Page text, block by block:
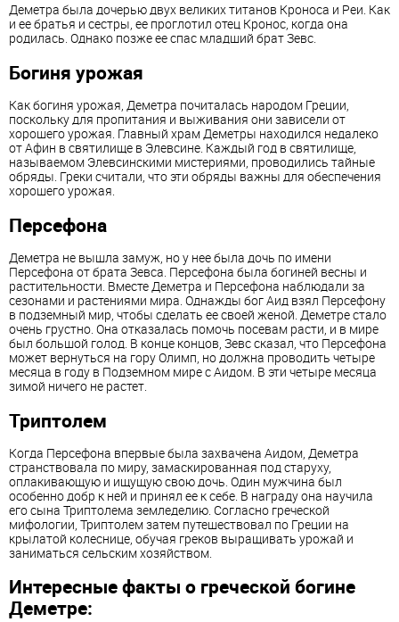
Деметра была дочерью двух великих титанов Кроноса и Реи. Как
и ее братья и сестры, ее проглотил отец Кронос, когда она
родилась. Однако позже ее спас младший брат Зевс.
Богиня урожая
Как богиня урожая, Деметра почиталась народом Греции,
поскольку для пропитания и выживания они зависели от
хорошего урожая. Главный храм Деметры находился недалеко
от Афин в святилище в Элевсине. Каждый год в святилище,
называемом Элевсинскими мистериями, проводились тайные
обряды. Греки считали, что эти обряды важны для обеспечения
хорошего урожая.
Персефона
Деметра не вышла замуж, но у нее была дочь по имени
Персефона от брата Зевса. Персефона была богиней весны и
растительности. Вместе Деметра и Персефона наблюдали за
сезонами и растениями мира. Однажды бог Аид взял Персефону
в подземный мир, чтобы сделать ее своей женой. Деметре стало
очень грустно. Она отказалась помочь посевам расти, и в мире
был большой голод. В конце концов, Зевс сказал, что Персефона
может вернуться на гору Олимп, но должна проводить четыре
месяца в году в Подземном мире с Аидом. В эти четыре месяца
зимой ничего не растет.
Триптолем
Когда Персефона впервые была захвачена Аидом, Деметра
странствовала по миру, замаскированная под старуху,
оплакивающую и ищущую свою дочь. Один мужчина был
особенно добр к ней и принял ее к себе. В награду она научила
его сына Триптолема земледелию. Согласно греческой
мифологии, Триптолем затем путешествовал по Греции на
крылатой колеснице, обучая греков выращивать урожай и
заниматься сельским хозяйством.
Интересные факты о греческой богине
Деметре: